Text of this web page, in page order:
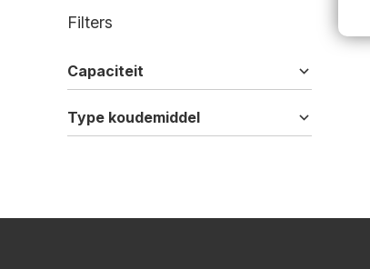
Filters
Capaciteit
Type koudemiddel